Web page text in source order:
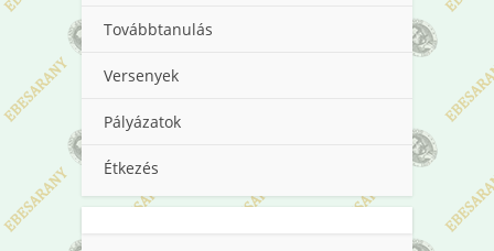
Továbbtanulás
Versenyek
Pályázatok
Étkezés